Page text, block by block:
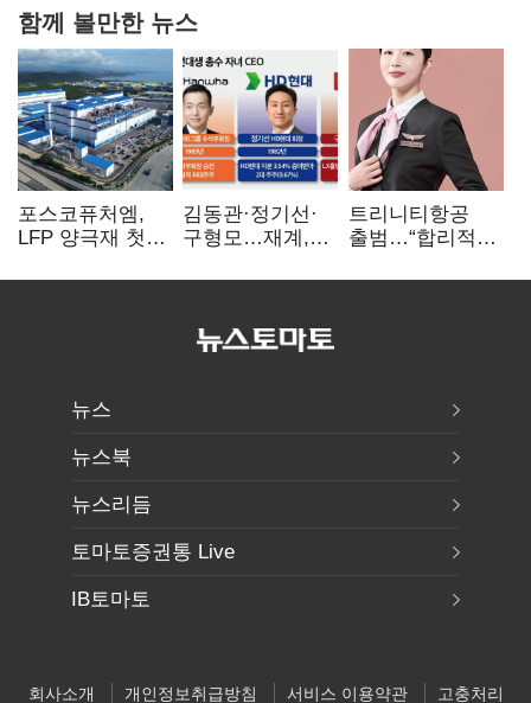
함께 볼만한 뉴스
포스코퓨처엠,
LFP 양극재 첫
ESS 시장 공략
김동관·정기선·
구형모…재계,
전성시대
트리니티항공
출범…“합리적
서비스로 승부”
뉴스
뉴스북
뉴스리듬
토마토증권통 Live
IB토마토
회사소개 개인정보취급방침 서비스 이용약관 고충처리